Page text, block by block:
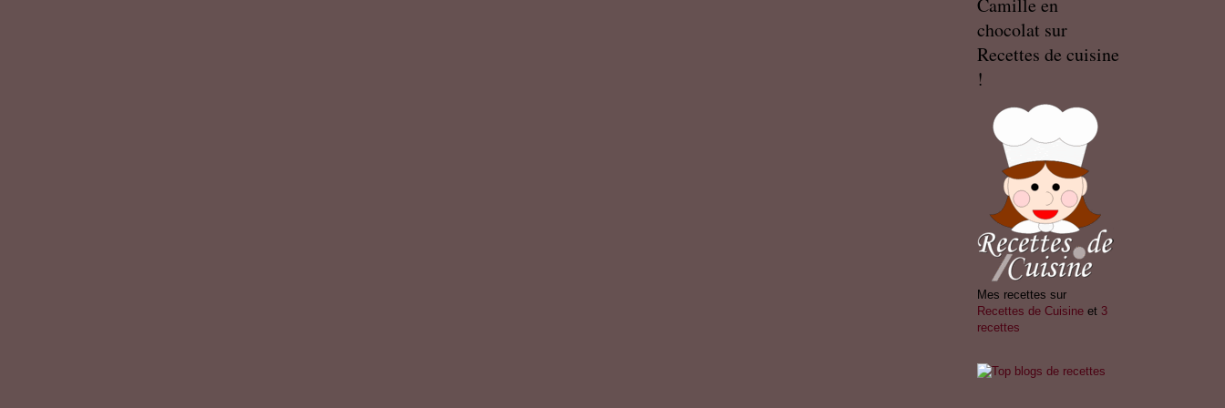
Camille en
chocolat sur
Recettes de cuisine
!
Mes recettes sur
Recettes de Cuisine et 3
recettes